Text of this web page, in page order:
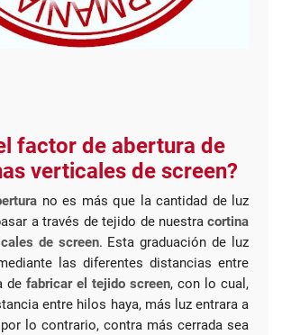
factor de abertura de
verticales de screen?
no es más que la cantidad de luz
a través de tejido de nuestracortina
de screen. Esta graduación de luz
las diferentes distancias entre
de fabricar el tejido screen, con lo cual,
entre hilos haya, más luz entrara a
lo contrario, contra más cerrada sea